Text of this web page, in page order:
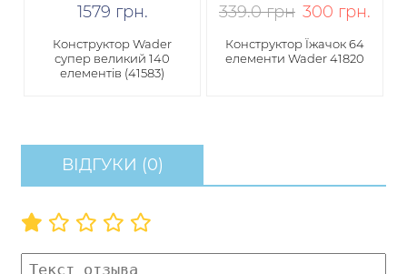
1579 грн.
Конструктор Wader
супер великий 140
елементів (41583)
339.0 грн 300 грн.
Конструктор Їжачок 64
елементи Wader 41820
ВІДГУКИ (0)